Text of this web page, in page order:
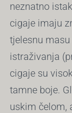
neznatno
cigaje imaju
tjelesnu
istraživanja
cigaje su
tamne boje.
uskim čelom,